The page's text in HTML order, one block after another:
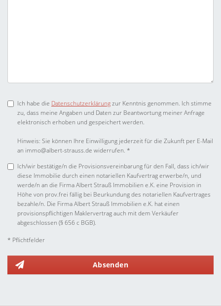
Ich habe die Datenschutzerklärungzur Kenntnis genommen. Ich stimme
zu, dass meine Angaben und Daten zur Beantwortung meiner Anfrage
elektronisch erhoben und gespeichert werden.
Hinweis: Sie können Ihre Einwilligung jederzeit für die Zukunft per E-Mail
an immo@albert-strauss.de widerrufen. *
Ich/wir bestätige/n die Provisionsvereinbarung für den Fall, dass ich/wir
diese Immobilie durch einen notariellen Kaufvertrag erwerbe/n, und
werde/n an die Firma Albert Strauß Immobilien e.K. eine Provision in
Höhe von prov.frei fällig bei Beurkundung des notariellen Kaufvertrages
bezahle/n. Die Firma Albert Strauß Immobilien e.K. hat einen
provisionspflichtigen Maklervertrag auch mit dem Verkäufer
abgeschlossen (§ 656 c BGB).
* Pflichtfelder
Absenden